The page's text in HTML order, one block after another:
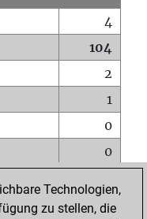
4
104
2
1
0
0
0
Technologien,
zu stellen, die